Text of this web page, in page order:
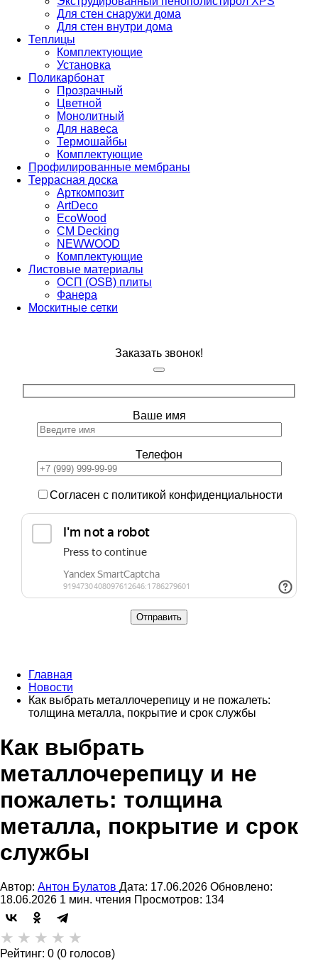
Для стен снаружи дома
Для стен внутри дома
Теплицы
Комплектующие
Установка
Поликарбонат
Прозрачный
Цветной
Монолитный
Для навеса
Термошайбы
Комплектующие
Профилированные мембраны
Террасная доска
Арткомпозит
ArtDeco
EcoWood
CM Decking
NEWWOOD
Комплектующие
Листовые материалы
ОСП (OSB) плиты
Фанера
Москитные сетки
Заказать звонок!
Ваше имя
Телефон
Согласен с политикой конфиденциальности
Главная
Новости
Как выбрать металлочерепицу и не пожалеть:
толщина металла, покрытие и срок службы
Как выбрать
металлочерепицу и не
пожалеть: толщина
металла, покрытие и срок
службы
Автор: Антон Булатов Дата: 17.06.2026 Обновлено:
18.06.2026 1 мин. чтения Просмотров: 134
★ ★ ★ ★ ★
Рейтинг: 0 (0 голосов)